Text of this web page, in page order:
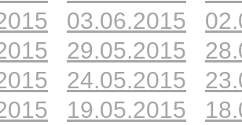
03.06.2015
29.05.2015
24.05.2015
19.05.2015